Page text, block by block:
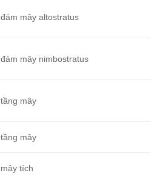
đám mây altostratus
đám mây nimbostratus
tầng mây
tầng mây
mây tích